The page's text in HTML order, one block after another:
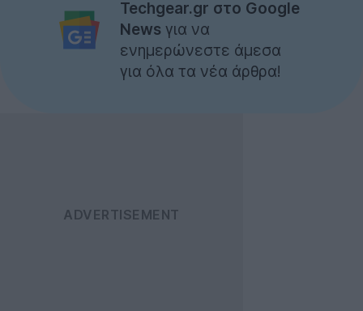
Techgear.gr στο Google
News για να
ενημερώνεστε άμεσα
για όλα τα νέα άρθρα!